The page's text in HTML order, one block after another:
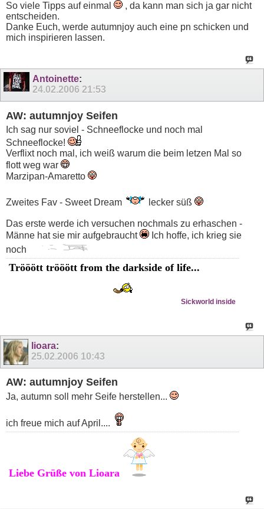
So viele Tipps auf einmal
, da kann man sich ja gar nicht
entscheiden.
Danke Euch, werde autumnjoy auch eine pn schicken und
mich inspirieren lassen.
Antoinette:
24.02.2006 21:53
AW: autumnjoy Seifen
Ich sag nur soviel - Schneeflocke und noch mal
Schneeflocke!
Verflixt noch mal, ich weiß warum die beim letzen Mal so
flott weg war
Marzipan-Amaretto
Zweites Fav - Sweet Dream lecker süß
Das erste werde ich versuchen nochmals zu erhaschen -
Männe hat sie mir aufgebraucht
Ich hoffe, ich krieg sie
noch
Trööött trööött from the darkside of life...
Sickworld inside
lioara:
25.02.2006 10:43
AW: autumnjoy Seifen
Ja, autumn soll mehr Seife herstellen...
ich freue mich auf April....
Liebe Grüße von Lioara